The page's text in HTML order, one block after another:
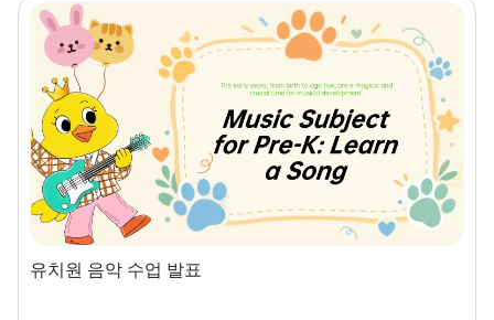
유치원 음악 수업 발표